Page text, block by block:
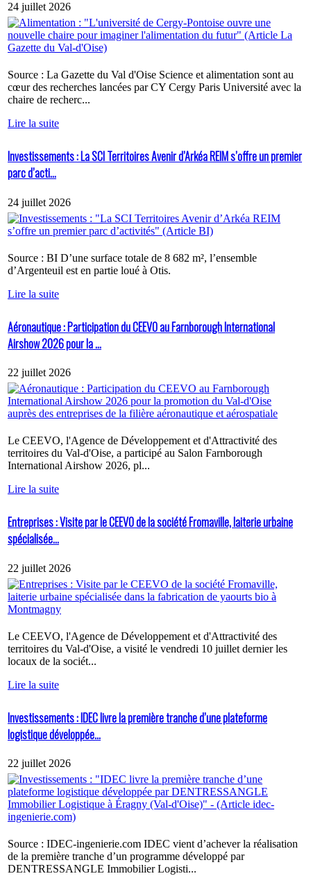
24 juillet 2026
Source : La Gazette du Val d'Oise Science et alimentation sont au
cœur des recherches lancées par CY Cergy Paris Université avec la
chaire de recherc...
Lire la suite
Investissements : La SCI Territoires Avenir d’Arkéa REIM s’offre un premier
parc d’acti...
24 juillet 2026
Source : BI D’une surface totale de 8 682 m², l’ensemble
d’Argenteuil est en partie loué à Otis.
Lire la suite
Aéronautique : Participation du CEEVO au Farnborough International
Airshow 2026 pour la ...
22 juillet 2026
Le CEEVO, l'Agence de Développement et d'Attractivité des
territoires du Val-d'Oise, a participé au Salon Farnborough
International Airshow 2026, pl...
Lire la suite
Entreprises : Visite par le CEEVO de la société Fromaville, laiterie urbaine
spécialisée...
22 juillet 2026
Le CEEVO, l'Agence de Développement et d'Attractivité des
territoires du Val-d'Oise, a visité le vendredi 10 juillet dernier les
locaux de la sociét...
Lire la suite
Investissements : IDEC livre la première tranche d’une plateforme
logistique développée...
22 juillet 2026
Source : IDEC-ingenierie.com IDEC vient d’achever la réalisation
de la première tranche d’un programme développé par
DENTRESSANGLE Immobilier Logisti...